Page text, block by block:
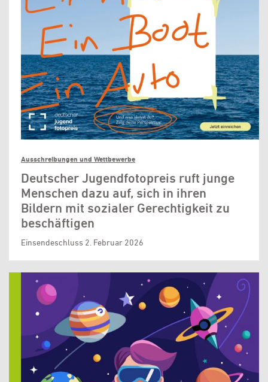
Ausschreibungen und Wettbewerbe
Deutscher Jugendfotopreis ruft junge
Menschen dazu auf, sich in ihren
Bildern mit sozialer Gerechtigkeit zu
beschäftigen
Einsendeschluss 2. Februar 2026